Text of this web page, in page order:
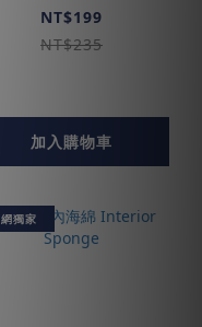
NT$199
NT$235
加入購物車
獨家